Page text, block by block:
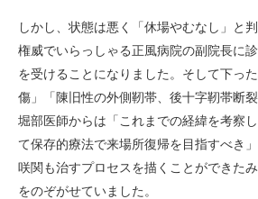
しかし、状態は悪く「休場やむなし」と
権威でいらっしゃる正風病院の副院長に
を受けることになりました。そして下っ
傷」「陳旧性の外側靭帯、後十字靭帯断裂
堀部医師からは「これまでの経緯を考察
て保存的療法で来場所復帰を目指すべき
咲関も治すプロセスを描くことができた
をのぞがせていました。